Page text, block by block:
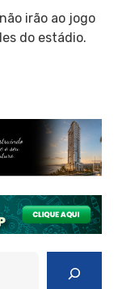
irão ao jogo
do estádio.